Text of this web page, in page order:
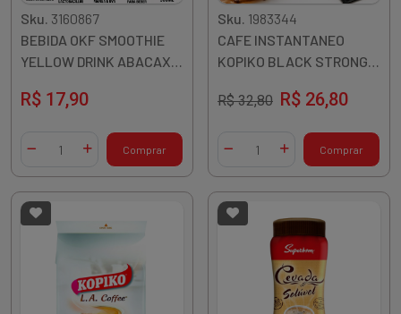
Sku. 3160867
BEBIDA OKF SMOOTHIE
YELLOW DRINK ABACAXI,
R$ 17,90
Diminuir QuantidadeAdicionar Quantidade
Comprar
Sku. 1983344
CAFE INSTANTANEO
KOPIKO BLACK STRONG
R$ 32,80 R$ 26,80
Diminuir QuantidadeAdicionar Quantidade
Comprar